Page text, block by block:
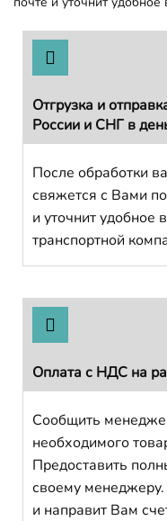
Отгрузка и
России и СНГ в
После обработки
свяжется с Вами
и уточнит удобное
транспортной
Оплата с НДС на
Сообщить
необходимого
Предоставить
своему
и направит Вам